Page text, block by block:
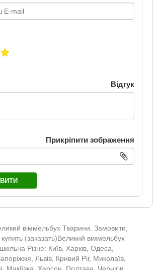
Відгук
Прикріпити зображення
віммельбух Тварини. Замовити,
(заказать)Великий віммельбух
Різне: Київ, Харків, Одеса,
Львів, Кривий Ріг, Миколаїв,